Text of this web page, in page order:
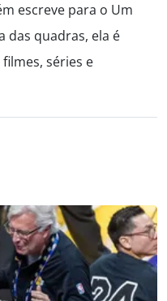
escreve para o Um
das quadras, ela é
séries e